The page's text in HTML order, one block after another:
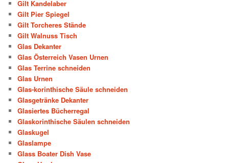
Gilt Kandelaber
Gilt Pier Spiegel
Gilt Torcheres Stände
Gilt Walnuss Tisch
Glas Dekanter
Glas Österreich Vasen Urnen
Glas Terrine schneiden
Glas Urnen
Glas-korinthische Säule schneiden
Glasgetränke Dekanter
Glasiertes Bücherregal
Glaskorinthische Säulen schneiden
Glaskugel
Glaslampe
Glass Boater Dish Vase